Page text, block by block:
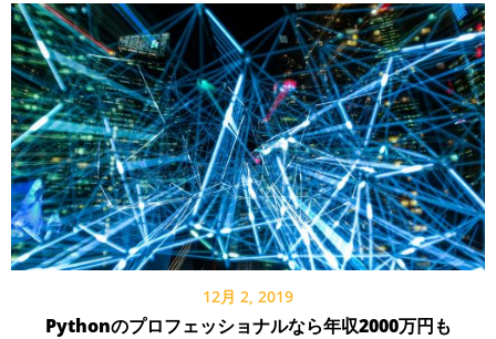
12月 2, 2019
Pythonのプロフェッショナルなら年収2000万円も